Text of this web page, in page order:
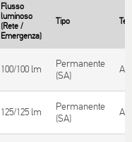
Flusso
luminoso
(Rete /
Εmergenza)
Tipo
100/100 lm
Permanente
(SA)
125/125 lm
Permanente
(SA)